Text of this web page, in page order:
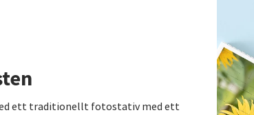
ett traditionellt fotostativ med ett